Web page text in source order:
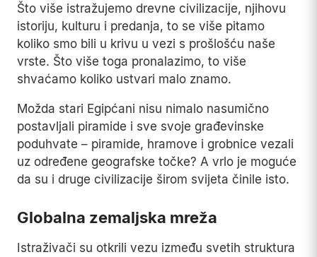
Što više istražujemo drevne civilizacije, njihovu
istoriju, kulturu i predanja, to se više pitamo
koliko smo bili u krivu u vezi s prošlošću naše
vrste. Što više toga pronalazimo, to više
shvaćamo koliko ustvari malo znamo.
Možda stari Egipćani nisu nimalo nasumično
postavljali piramide i sve svoje građevinske
poduhvate – piramide, hramove i grobnice vezali
uz određene geografske točke? A vrlo je moguće
da su i druge civilizacije širom svijeta činile isto.
Globalna zemaljska mreža
Istraživači su otkrili vezu između svetih struktura